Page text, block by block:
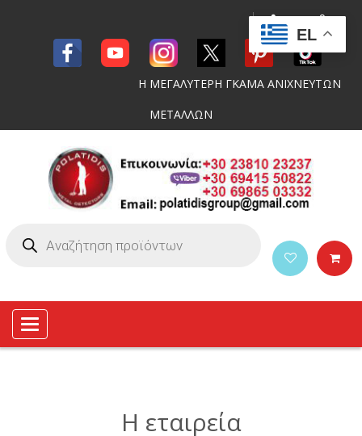
Η ΜΕΓΑΛΥΤΕΡΗ ΓΚΑΜΑ ΑΝΙΧΝΕΥΤΩΝ
ΜΕΤΑΛΛΩΝ
Toggle
navigation
Η εταιρεία
EL